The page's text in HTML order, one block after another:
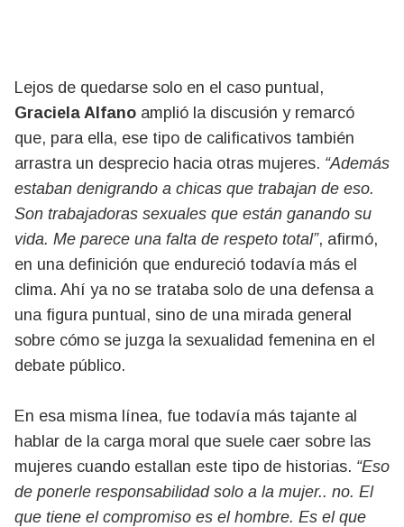
Lejos de quedarse solo en el caso puntual,
Graciela Alfano amplió la discusión y remarcó
que, para ella, ese tipo de calificativos también
arrastra un desprecio hacia otras mujeres. “Además
estaban denigrando a chicas que trabajan de eso.
Son trabajadoras sexuales que están ganando su
vida. Me parece una falta de respeto total”, afirmó,
en una definición que endureció todavía más el
clima. Ahí ya no se trataba solo de una defensa a
una figura puntual, sino de una mirada general
sobre cómo se juzga la sexualidad femenina en el
debate público.
En esa misma línea, fue todavía más tajante al
hablar de la carga moral que suele caer sobre las
mujeres cuando estallan este tipo de historias. “Eso
de ponerle responsabilidad solo a la mujer.. no. El
que tiene el compromiso es el hombre. Es el que